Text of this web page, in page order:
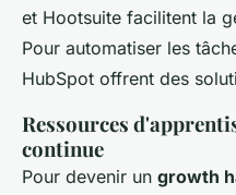
et Hootsuite facilitent la
Pour automatiser les
HubSpot offrent des
Ressources
continue
Pour devenir un growth